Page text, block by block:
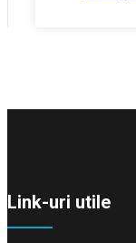
Link-uri utile